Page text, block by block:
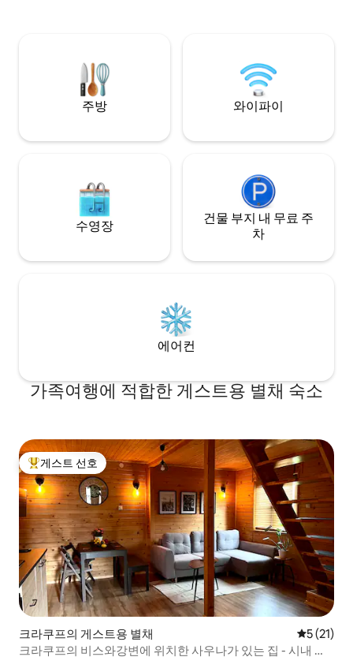
과 자전거 도로가
주방 와이파이
수영장
건물 부지 내 무료 주
차
에어컨
가족여행에 적합한 게스트용 별채 숙소
상위 게스트 선호
게스트 선호
크라쿠프의 게스트용 별채 평점 5점
5 (21)
크라쿠프의 비스와강변에 위치한 사우나가 있는 집 - 시내 중